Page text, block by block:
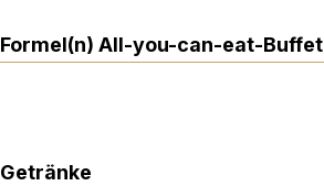
Formel(n) All-you-can-eat-Buffet
Getränke